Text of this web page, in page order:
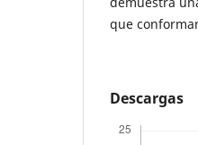
que
Descargas